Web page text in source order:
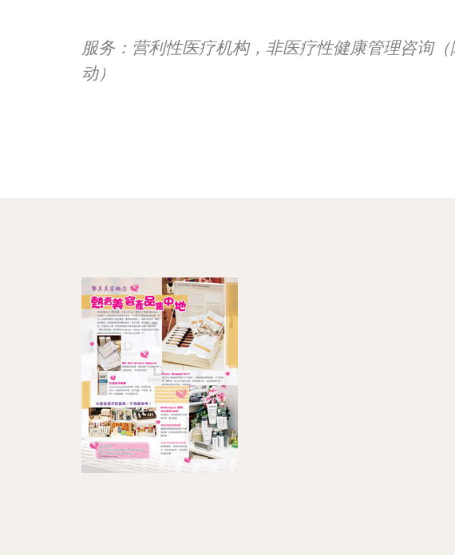
服务：营利性医疗机构，非医疗性健康管理咨询
动）